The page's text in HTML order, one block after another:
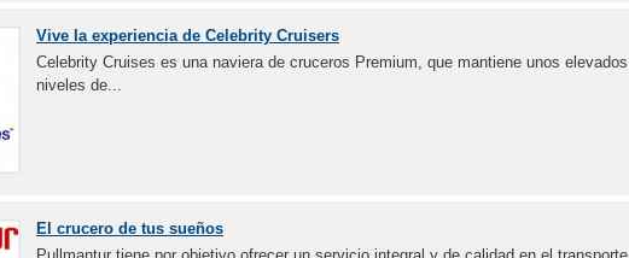
Vive la experiencia de Celebrity Cruisers
Celebrity Cruises es una naviera de cruceros Premium, que mantiene unos elevados
niveles de...
El crucero de tus sueños